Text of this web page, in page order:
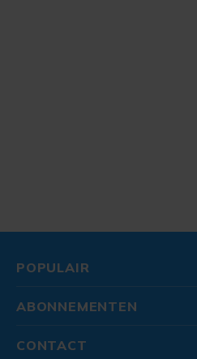
POPULAIR
ABONNEMENTEN
CONTACT